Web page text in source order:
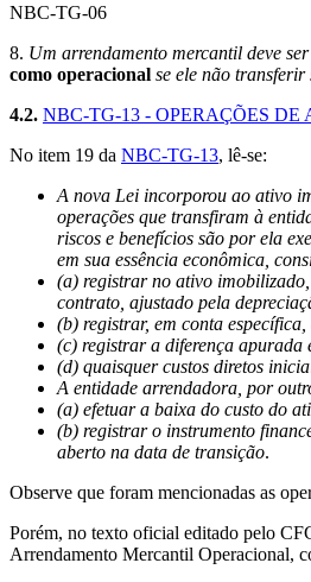
NBC-TG-06
8. Um arrendamento mercantil deve ser
como operacional se ele não transferir
4.2. NBC-TG-13 - OPERAÇÕES
No item 19 da NBC-TG-13, lê-se:
A nova Lei incorporou ao ativo
operações que transfiram à
riscos e benefícios são por ela
em sua essência econômica,
(a) registrar no ativo
contrato, ajustado pela
(b) registrar, em conta
(c) registrar a diferença apurada
(d) quaisquer custos diretos
A entidade arrendadora, por
(a) efetuar a baixa do custo do
(b) registrar o instrumento
aberto na data de transição.
Observe que foram mencionadas as
Porém, no texto oficial editado pelo
Arrendamento Mercantil Operacional,